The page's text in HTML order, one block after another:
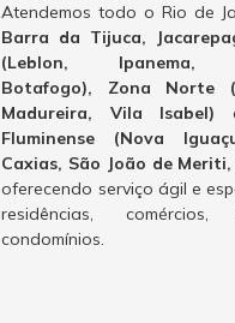
Atendemos todo o Rio de
Barra da Tijuca,
(Leblon, Ipanema,
Botafogo), Zona Norte
Madureira, Vila Isabel)
Fluminense (Nova
Caxias, São João de
oferecendo serviço ágil e
residências,
condomínios.